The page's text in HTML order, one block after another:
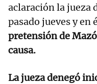
aclaración la jueza
pasado jueves y en
pretensión de
causa.
La jueza denegó